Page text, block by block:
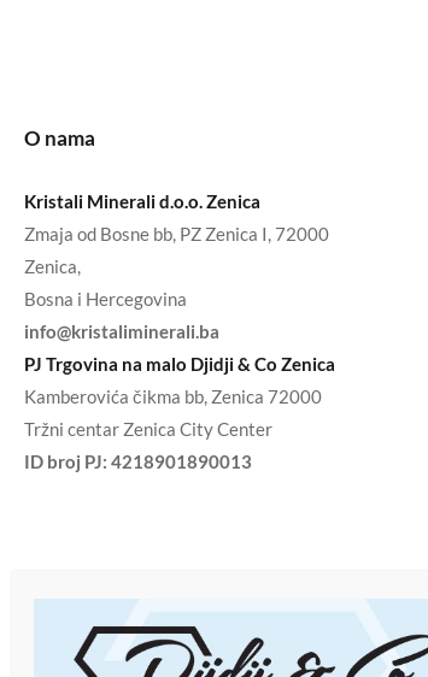
O nama
Kristali Minerali d.o.o. Zenica
Zmaja od Bosne bb, PZ Zenica I, 72000
Zenica,
Bosna i Hercegovina
info@kristaliminerali.ba
PJ Trgovina na malo Djidji & Co Zenica
Kamberovića čikma bb, Zenica 72000
Tržni centar Zenica City Center
ID broj PJ: 4218901890013